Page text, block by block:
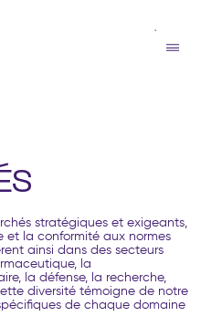
stratégiques et exigeants,
et la conformité aux normes
ainsi dans des secteurs
la
la défense, la recherche,
diversité témoigne de notre
de chaque domaine